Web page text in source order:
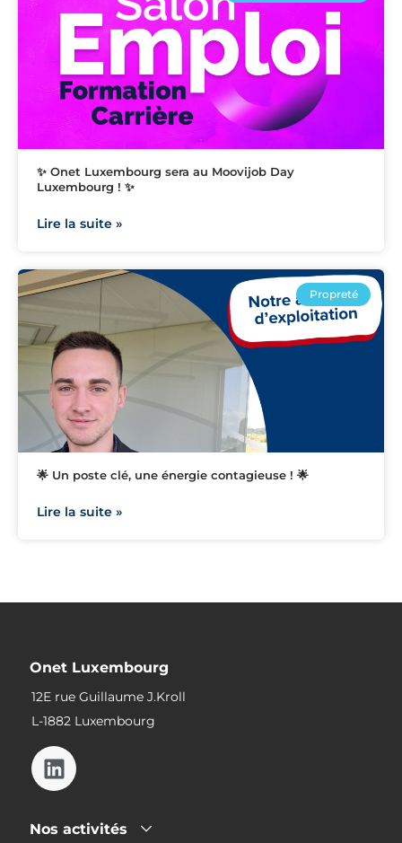
✨ Onet Luxembourg sera au Moovijob Day
Luxembourg ! ✨
Lire la suite »
Propreté
🌟 Un poste clé, une énergie contagieuse ! 🌟
Lire la suite »
Onet Luxembourg
12E rue Guillaume J.Kroll
L-1882 Luxembourg
Nos activités